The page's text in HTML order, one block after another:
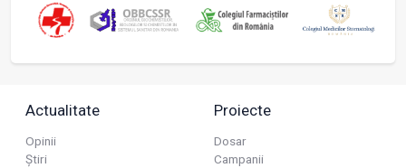
Actualitate
Opinii
Știri
Proiecte
Dosar
Campanii